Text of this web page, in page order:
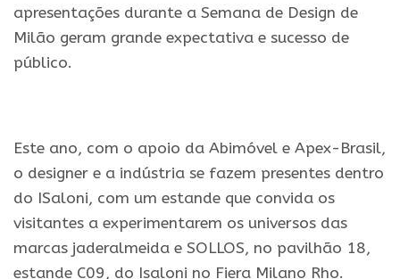
apresentações durante a Semana de Design de
Milão geram grande expectativa e sucesso de
público.
Este ano, com o apoio da Abimóvel e Apex-Brasil,
o designer e a indústria se fazem presentes dentro
do ISaloni, com um estande que convida os
visitantes a experimentarem os universos das
marcas jaderalmeida e SOLLOS, no pavilhão 18,
estande C09, do Isaloni no Fiera Milano Rho.